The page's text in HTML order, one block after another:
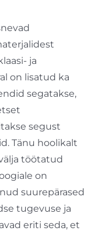
ja
on lisatud ka
segatakse,
segust
Tänu hoolikalt
töötatud
on
suurepärased
tugevuse ja
eriti seda, et